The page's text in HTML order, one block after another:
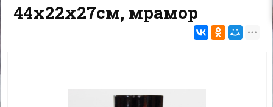
44x22x27см, мрамор